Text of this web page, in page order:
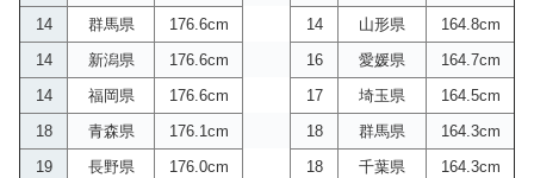
14
群馬県 176.6cm 14 山形県
164.8cm
14
新潟県 176.6cm 16 愛媛県
164.7cm
14
福岡県 176.6cm 17 埼玉県
164.5cm
18
青森県 176.1cm 18 群馬県
164.3cm
19
長野県 176.0cm 18 千葉県
164.3cm